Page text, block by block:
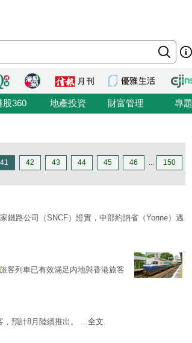
股360 地產投資 財富管理 專題
41 42 43 44 45 46 ... 150
鐵路公司（SNCF）證實，中部約訥省（Yonne）遇
旅客列車已有效滿足內地與香港旅客
，預計8月陸續推出。 ...全文